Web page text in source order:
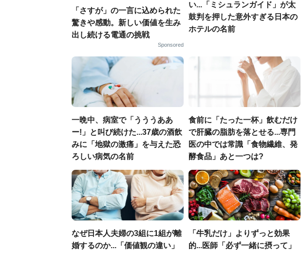
「さすが」の一言に込められた
驚きや感動。新しい価値を生み
出し続ける電通の挑戦
Sponsored
い...「ミシュランガイド」が太
鼓判を押した意外すぎる日本の
ホテルの名前
一晩中、病室で「うううああ
ー!」と叫び続けた...37歳の酒飲
みに「地獄の激痛」を与えた恐
ろしい病気の名前
食前に「たった一杯」飲むだけ
で肝臓の脂肪を落とせる...専門
医の中では常識「食物繊維、発
酵食品」あと一つは?
なぜ日本人夫婦の3組に1組が離
婚するのか...「価値観の違い」
「牛乳だけ」よりずっと効果
的...医師「必ず一緒に摂って」